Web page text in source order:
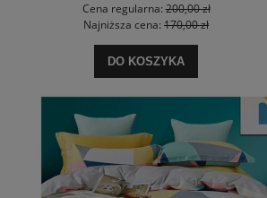
Cena regularna:200,00 zł
Najniższa cena: 170,00 zł
DO KOSZYKA